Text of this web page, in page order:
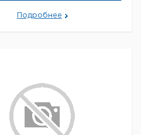
75 44
Подробнее